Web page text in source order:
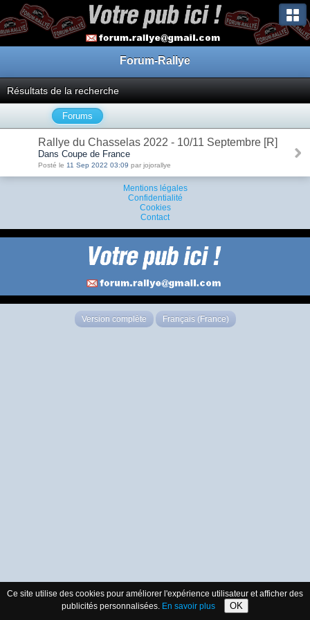
Forum-Rallye
Résultats de la recherche
Forums
Rallye du Chasselas 2022 - 10/11 Septembre [R]
Dans Coupe de France
Posté le 11 Sep 2022 03:09 par jojorallye
Mentions légales
Confidentialité
Cookies
Contact
Version complète Français (France)
Ce site utilise des cookies pour améliorer l'expérience utilisateur et afficher des
publicités personnalisées. En savoir plus OK